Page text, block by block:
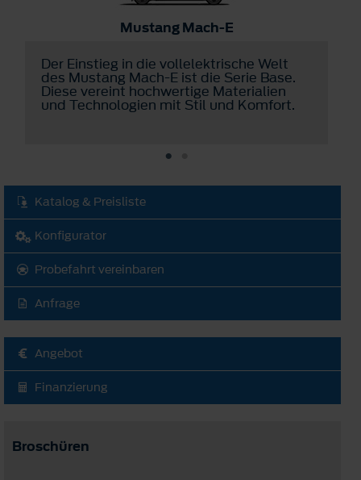
Mustang Mach-E
Der Einstieg in die vollelektrische Welt
des Mustang Mach-E ist die Serie Base.
Diese vereint hochwertige Materialien
und Technologien mit Stil und Komfort.
Katalog & Preisliste
Konfigurator
Probefahrt vereinbaren
Anfrage
Angebot
Finanzierung
Broschüren